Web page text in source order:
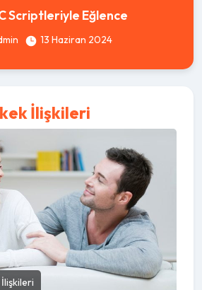
Scriptleriyle Eğlence
13 Haziran 2024
İlişkileri
İlişkileri